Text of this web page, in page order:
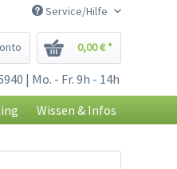
Service/Hilfe
0,00 € *
| Mo. - Fr. 9h - 14h
Wissen & Infos